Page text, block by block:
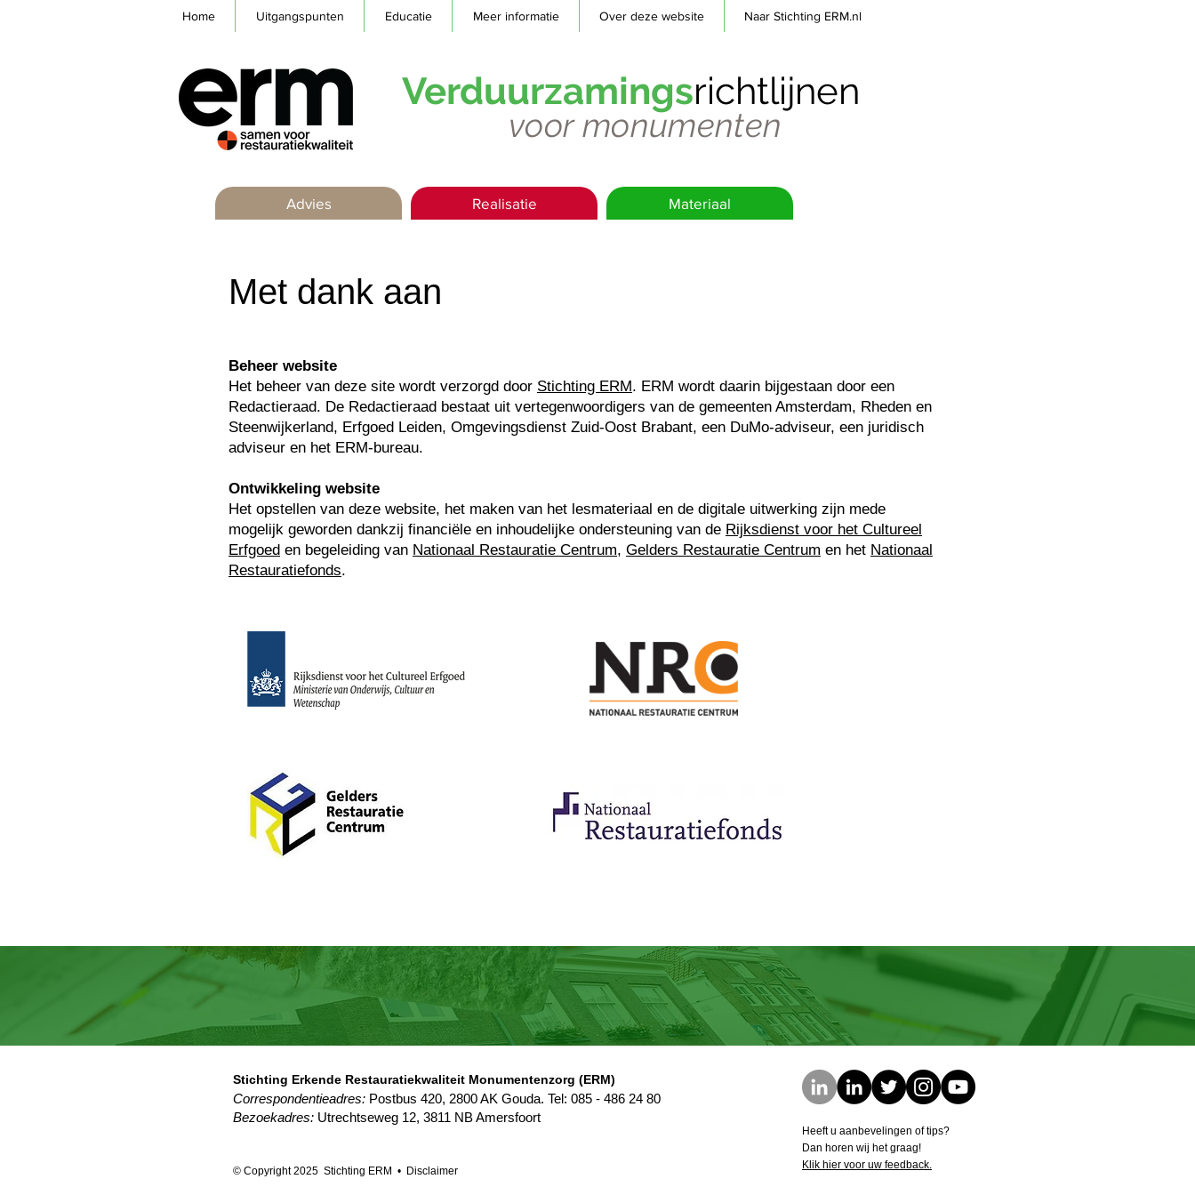
Home Uitgangspunten Educatie Meer informatie Over deze website Naar Stichting ERM.nl
Verduurzamingsrichtlijnen
voor monumenten
Advies Realisatie Materiaal
Met dank aan
Beheer website
Het beheer van deze site wordt verzorgd door Stichting ERM. ERM wordt daarin bijgestaan door een
Redactieraad. De Redactieraad bestaat uit vertegenwoordigers van de gemeenten Amsterdam, Rheden en
Steenwijkerland, Erfgoed Leiden, Omgevingsdienst Zuid-Oost Brabant, een DuMo-adviseur, een juridisch
adviseur en het ERM-bureau.
Ontwikkeling website
Het opstellen van deze website, het maken van het lesmateriaal en de digitale uitwerking zijn mede
mogelijk geworden dankzij financiële en inhoudelijke ondersteuning van de Rijksdienst voor het Cultureel
Erfgoed en begeleiding van Nationaal Restauratie Centrum, Gelders Restauratie Centrum en het Nationaal
Restauratiefonds.
Stichting Erkende Restauratiekwaliteit Monumentenzorg (ERM)
Correspondentieadres: Postbus 420, 2800 AK Gouda. Tel: 085 - 486 24 80
Bezoekadres: Utrechtseweg 12, 3811 NB Amersfoort
© Copyright 2025 Stichting ERM • Disclaimer
Heeft u aanbevelingen of tips?
Dan horen wij het graag!
Klik hier voor uw feedback.